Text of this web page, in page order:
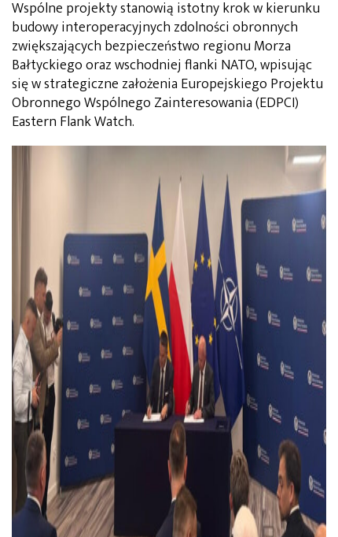
Wspólne projekty stanowią istotny krok w kierunku
budowy interoperacyjnych zdolności obronnych
zwiększających bezpieczeństwo regionu Morza
Bałtyckiego oraz wschodniej flanki NATO, wpisując
się w strategiczne założenia Europejskiego Projektu
Obronnego Wspólnego Zainteresowania (EDPCI)
Eastern Flank Watch.